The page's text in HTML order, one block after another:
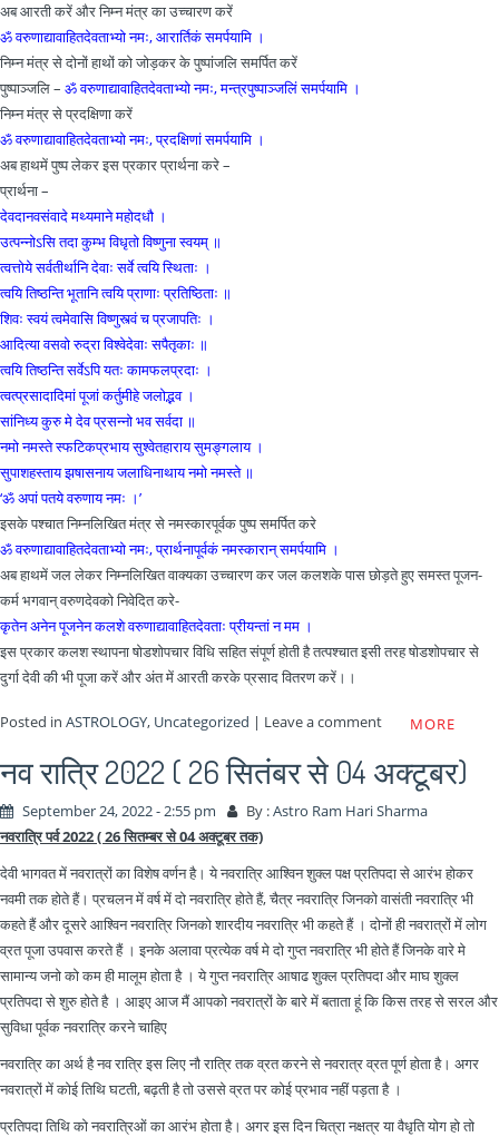
अब आरती करें और निम्न मंत्र का उच्चारण करें
ॐ वरुणाद्यावाहितदेवताभ्यो नमः, आरार्तिकं समर्पयामि ।
निम्न मंत्र से दोनों हाथों को जोड़कर के पुष्पांजलि समर्पित करें
पुष्पाञ्जलि – ॐ वरुणाद्यावाहितदेवताभ्यो नमः, मन्त्रपुष्पाञ्जलिं समर्पयामि ।
निम्न मंत्र से प्रदक्षिणा करें
ॐ वरुणाद्यावाहितदेवताभ्यो नमः, प्रदक्षिणां समर्पयामि ।
अब हाथमें पुष्प लेकर इस प्रकार प्रार्थना करे –
प्रार्थना –
देवदानवसंवादे मथ्यमाने महोदधौ ।
उत्पन्नोऽसि तदा कुम्भ विधृतो विष्णुना स्वयम् ॥
त्वत्तोये सर्वतीर्थानि देवाः सर्वे त्वयि स्थिताः ।
त्वयि तिष्ठन्ति भूतानि त्वयि प्राणाः प्रतिष्ठिताः ॥
शिवः स्वयं त्वमेवासि विष्णुस्त्वं च प्रजापतिः ।
आदित्या वसवो रुद्रा विश्‍वेदेवाः सपैतृकाः ॥
त्वयि तिष्ठन्ति सर्वेऽपि यतः कामफलप्रदाः ।
त्वत्प्रसादादिमां पूजां कर्तुमीहे जलोद्भव ।
सांनिध्य कुरु मे देव प्रसन्नो भव सर्वदा ॥
नमो नमस्ते स्फटिकप्रभाय सुश्‍वेतहाराय सुमङ्गलाय ।
सुपाशहस्ताय झषासनाय जलाधिनाथाय नमो नमस्ते ॥
‘ॐ अपां पतये वरुणाय नमः ।’
इसके पश्चात निम्नलिखित मंत्र से नमस्कारपूर्वक पुष्प समर्पित करे
ॐ वरुणाद्यावाहितदेवताभ्यो नमः, प्रार्थनापूर्वकं नमस्कारान् समर्पयामि ।
अब हाथमें जल लेकर निम्नलिखित वाक्यका उच्चारण कर जल कलशके पास छोड़ते हुए समस्त पूजन-
कर्म भगवान् वरुणदेवको निवेदित करे-
कृतेन अनेन पूजनेन कलशे वरुणाद्यावाहितदेवताः प्रीयन्तां न मम ।
इस प्रकार कलश स्थापना षोडशोपचार विधि सहित संपूर्ण होती है तत्पश्चात इसी तरह षोडशोपचार से
दुर्गा देवी की भी पूजा करें और अंत में आरती करके प्रसाद वितरण करें।।
Posted in ASTROLOGY, Uncategorized | Leave a comment MORE
नव रात्रि 2022 ( 26 सितंबर से 04 अक्टूबर)
September 24, 2022 - 2:55 pm By :Astro Ram Hari Sharma
नवरात्रि पर्व 2022 ( 26 सितम्बर से 04 अक्टूबर तक)
देवी भागवत में नवरात्रों का विशेष वर्णन है। ये नवरात्रि आश्विन शुक्ल पक्ष प्रतिपदा से आरंभ होकर
नवमी तक होते हैं। प्रचलन में वर्ष में दो नवरात्रि होते हैं, चैत्र नवरात्रि जिनको वासंती नवरात्रि भी
कहते हैं और दूसरे आश्विन नवरात्रि जिनको शारदीय नवरात्रि भी कहते हैं । दोनों ही नवरात्रों में लोग
व्रत पूजा उपवास करते हैं । इनके अलावा प्रत्येक वर्ष मे दो गुप्त नवरात्रि भी होते हैं जिनके वारे मे
सामान्य जनो को कम ही मालूम होता है । ये गुप्त नवरात्रि आषाढ शुक्ल प्रतिपदा और माघ शुक्ल
प्रतिपदा से शुरु होते है । आइए आज मैं आपको नवरात्रों के बारे में बताता हूं कि किस तरह से सरल और
सुविधा पूर्वक नवरात्रि करने चाहिए
नवरात्रि का अर्थ है नव रात्रि इस लिए नौ रात्रि तक व्रत करने से नवरात्र व्रत पूर्ण होता है। अगर
नवरात्रों में कोई तिथि घटती, बढ़ती है तो उससे व्रत पर कोई प्रभाव नहीं पड़ता है ।
प्रतिपदा तिथि को नवरात्रिओं का आरंभ होता है। अगर इस दिन चित्रा नक्षत्र या वैधृति योग हो तो